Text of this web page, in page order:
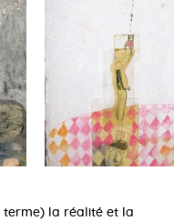
terme) la réalité et la